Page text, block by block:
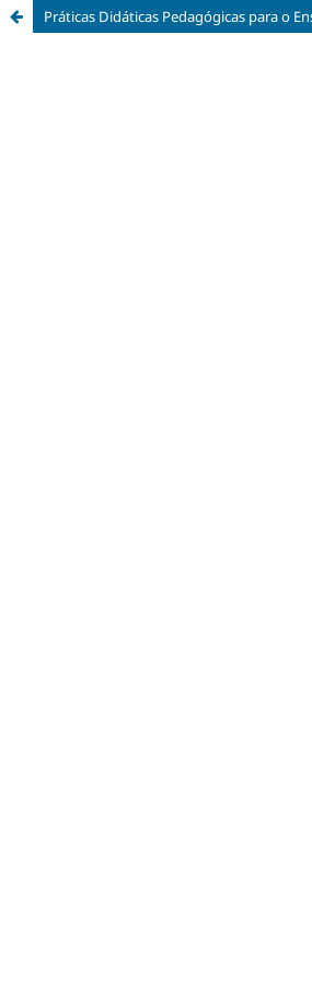
Práticas Didáticas Pedagógicas para o